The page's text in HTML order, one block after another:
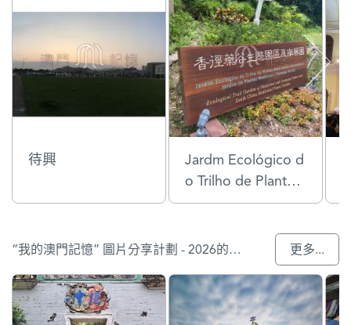
待興
Jardm Ecológico d
o Trilho de Plantas
Medicinais e Arom
Plantas Medicinais
Chinesas so Sul
“我的澳門記憶” 圖片分享計劃 - 2026的參與作品 更多...